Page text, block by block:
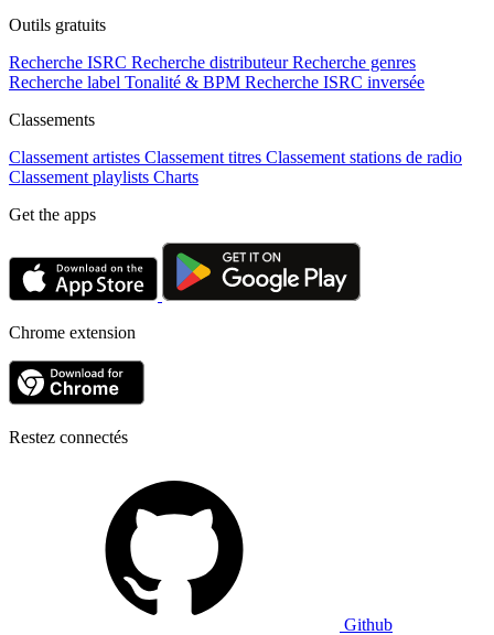
Outils gratuits
Recherche ISRC Recherche distributeur Recherche genres
Recherche label Tonalité & BPM Recherche ISRC inversée
Classements
Classement artistes Classement titres Classement stations de radio
Classement playlists Charts
Get the apps
Chrome extension
Restez connectés
Github